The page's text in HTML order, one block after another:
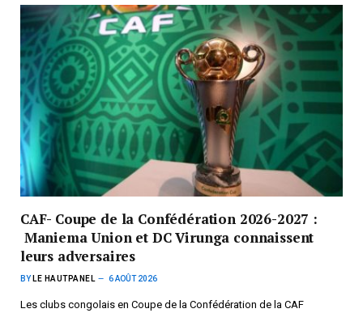
CAF- Coupe de la Confédération 2026-2027 :
Maniema Union et DC Virunga connaissent
leurs adversaires
BY LE HAUTPANEL 6 AOÛT 2026
Les clubs congolais en Coupe de la Confédération de la CAF